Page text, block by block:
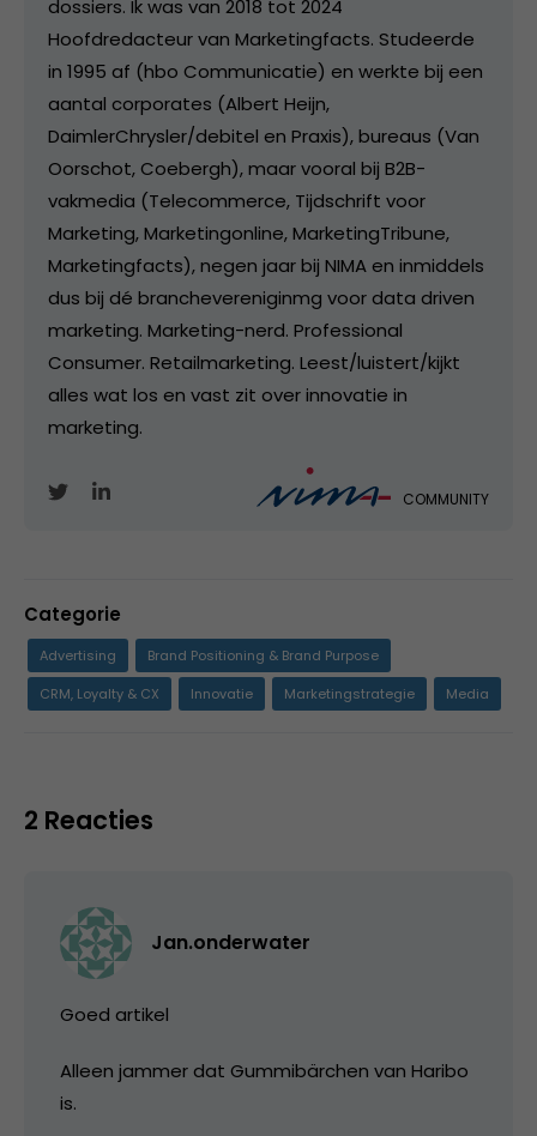
dossiers. Ik was van 2018 tot 2024
Hoofdredacteur van Marketingfacts. Studeerde
in 1995 af (hbo Communicatie) en werkte bij een
aantal corporates (Albert Heijn,
DaimlerChrysler/debitel en Praxis), bureaus (Van
Oorschot, Coebergh), maar vooral bij B2B-
vakmedia (Telecommerce, Tijdschrift voor
Marketing, Marketingonline, MarketingTribune,
Marketingfacts), negen jaar bij NIMA en inmiddels
dus bij dé branchevereniginmg voor data driven
marketing. Marketing-nerd. Professional
Consumer. Retailmarketing. Leest/luistert/kijkt
alles wat los en vast zit over innovatie in
marketing.
COMMUNITY
Categorie
Advertising
Brand Positioning & Brand Purpose
CRM, Loyalty & CX
Innovatie Marketingstrategie Media
2 Reacties
Jan.onderwater
Goed artikel
Alleen jammer dat Gummibärchen van Haribo
is.